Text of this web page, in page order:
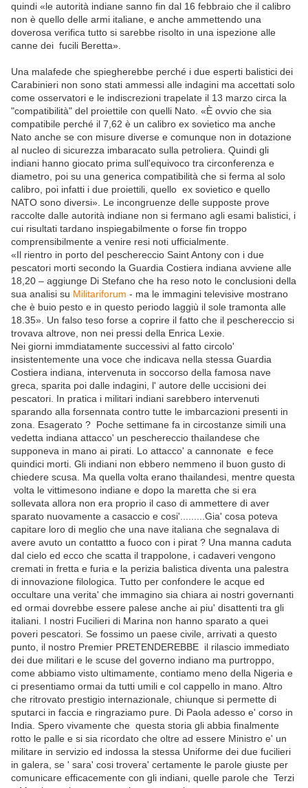
quindi «le autorità indiane sanno fin dal 16 febbraio che il calibro
non è quello delle armi italiane, e anche ammettendo una
doverosa verifica tutto si sarebbe risolto in una ispezione alle
canne dei fucili Beretta».
Una malafede che spiegherebbe perché i due esperti balistici dei
Carabinieri non sono stati ammessi alle indagini ma accettati solo
come osservatori e le indiscrezioni trapelate il 13 marzo circa la
"compatibilità" del proiettile con quelli Nato. «È ovvio che sia
compatibile perché il 7,62 è un calibro ex sovietico ma anche
Nato anche se con misure diverse e comunque non in dotazione
al nucleo di sicurezza imbaracato sulla petroliera. Quindi gli
indiani hanno giocato prima sull'equivoco tra circonferenza e
diametro, poi su una generica compatibilità che si ferma al solo
calibro, poi infatti i due proiettili, quello ex sovietico e quello
NATO sono diversi». Le incongruenze delle supposte prove
raccolte dalle autorità indiane non si fermano agli esami balistici, i
cui risultati tardano inspiegabilmente o forse fin troppo
comprensibilmente a venire resi noti ufficialmente.
«Il rientro in porto del peschereccio Saint Antony con i due
pescatori morti secondo la Guardia Costiera indiana avviene alle
18,20 – aggiunge Di Stefano che ha reso noto le conclusioni della
sua analisi su Militariforum - ma le immagini televisive mostrano
che è buio pesto e in questo periodo laggiù il sole tramonta alle
18.35». Un falso teso forse a coprire il fatto che il peschereccio si
trovava altrove, non nei pressi della Enrica Lexie.
Nei giorni immdiatamente successivi al fatto circolo'
insistentemente una voce che indicava nella stessa Guardia
Costiera indiana, intervenuta in soccorso della famosa nave
greca, sparita poi dalle indagini, l' autore delle uccisioni dei
pescatori. In pratica i militari indiani sarebbero intervenuti
sparando alla forsennata contro tutte le imbarcazioni presenti in
zona. Esagerato ? Poche settimane fa in circostanze simili una
vedetta indiana attacco' un peschereccio thailandese che
supponeva in mano ai pirati. Lo attacco' a cannonate e fece
quindici morti. Gli indiani non ebbero nemmeno il buon gusto di
chiedere scusa. Ma quella volta erano thailandesi, mentre questa
volta le vittimesono indiane e dopo la maretta che si era
sollevata allora non era proprio il caso di ammettere di aver
sparato nuovamente a casaccio e cosi'.........Gia' cosa poteva
capitare loro di meglio che una nave italiana che segnalava di
avere avuto un contattto a fuoco con i pirat ? Una manna caduta
dal cielo ed ecco che scatta il trappolone, i cadaveri vengono
cremati in fretta e furia e la perizia balistica diventa una palestra
di innovazione filologica. Tutto per confondere le acque ed
occultare una verita' che immagino sia chiara ai nostri governanti
ed ormai dovrebbe essere palese anche ai piu' disattenti tra gli
italiani. I nostri Fucilieri di Marina non hanno sparato a quei
poveri pescatori. Se fossimo un paese civile, arrivati a questo
punto, il nostro Premier PRETENDEREBBE il rilascio immediato
dei due militari e le scuse del governo indiano ma purtroppo,
come abbiamo visto ultimamente, contiamo meno della Nigeria e
ci presentiamo ormai da tutti umili e col cappello in mano. Altro
che ritrovato prestigio internazionale, chiunque si permette di
sputarci in faccia e ringraziamo pure. Di Paola adesso e' corso in
India. Spero vivamente che questa storia gli abbia finalmente
rotto le palle e si sia ricordato che oltre ad essere Ministro e' un
militare in servizio ed indossa la stessa Uniforme dei due fucilieri
in galera, se ' sara' cosi trovera' certamente le parole giuste per
comunicare efficacemente con gli indiani, quelle parole che Terzi